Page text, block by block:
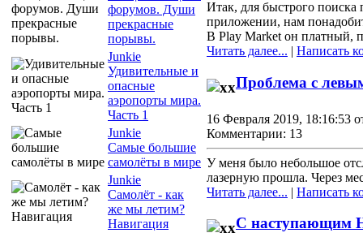
форумов. Души
прекрасные
порывы.
Junkie
Удивительные и
опасные
аэропорты мира.
Часть 1
Junkie
Самые большие
самолёты в мире
Junkie
Самолёт - как
же мы летим?
Навигация
Итак, для быстрого поиска
приложении, нам
В Play Market он платный,
Читать далее... | Написать
Проблема с
16 Февраля 2019, 18:16:53
Комментарии: 13
У меня было небольшое
лазерную прошла. Через
Читать далее... | Написать
С наступающим